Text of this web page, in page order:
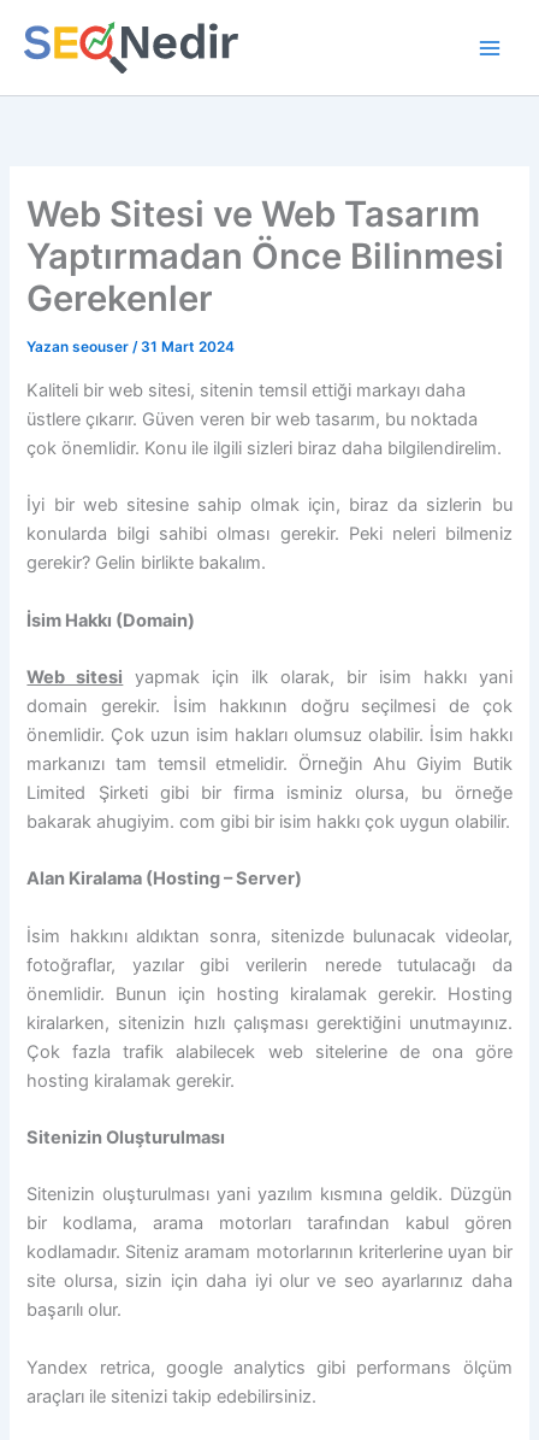
atla
Web Sitesi ve Web Tasarım
Yaptırmadan Önce Bilinmesi
Gerekenler
Yazan seouser/31 Mart 2024
Kaliteli bir web sitesi, sitenin temsil ettiği markayı daha
üstlere çıkarır. Güven veren bir web tasarım, bu noktada
çok önemlidir. Konu ile ilgili sizleri biraz daha bilgilendirelim.
İyi bir web sitesine sahip olmak için, biraz da sizlerin bu
konularda bilgi sahibi olması gerekir. Peki neleri bilmeniz
gerekir? Gelin birlikte bakalım.
İsim Hakkı (Domain)
Web sitesi yapmak için ilk olarak, bir isim hakkı yani
domain gerekir. İsim hakkının doğru seçilmesi de çok
önemlidir. Çok uzun isim hakları olumsuz olabilir. İsim hakkı
markanızı tam temsil etmelidir. Örneğin Ahu Giyim Butik
Limited Şirketi gibi bir firma isminiz olursa, bu örneğe
bakarak ahugiyim. com gibi bir isim hakkı çok uygun olabilir.
Alan Kiralama (Hosting – Server)
İsim hakkını aldıktan sonra, sitenizde bulunacak videolar,
fotoğraflar, yazılar gibi verilerin nerede tutulacağı da
önemlidir. Bunun için hosting kiralamak gerekir. Hosting
kiralarken, sitenizin hızlı çalışması gerektiğini unutmayınız.
Çok fazla trafik alabilecek web sitelerine de ona göre
hosting kiralamak gerekir.
Sitenizin Oluşturulması
Sitenizin oluşturulması yani yazılım kısmına geldik. Düzgün
bir kodlama, arama motorları tarafından kabul gören
kodlamadır. Siteniz aramam motorlarının kriterlerine uyan bir
site olursa, sizin için daha iyi olur ve seo ayarlarınız daha
başarılı olur.
Yandex retrica, google analytics gibi performans ölçüm
araçları ile sitenizi takip edebilirsiniz.